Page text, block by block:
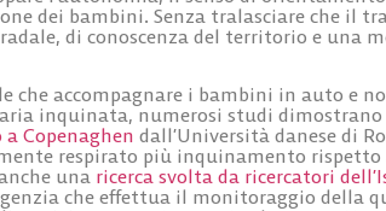
dei bambini. Senza tralasciare che il
di conoscenza del territorio e una
che accompagnare i bambini in auto e
inquinata, numerosi studi
Copenaghen dall’Università danese di
respirato più inquinamento rispetto
una ricerca svolta da ricercatori
che effettua il monitoraggio della